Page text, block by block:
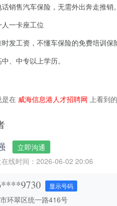
销售汽车保险，无需外出奔走推销。
一卡座工位
发工资，不懂车保险的免费培训
、中专以上学历。
是在 威海信息港人才招聘网 上看到的
立即沟通
线时间：2026-06-02 20:06
显示号码
环翠区统一路416号